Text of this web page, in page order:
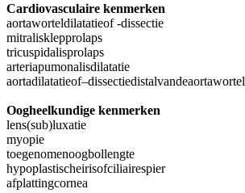
Cardiovasculaire kenmerken
aortaworteldilatatieof -dissectie
mitralisklepprolaps
tricuspidalisprolaps
arteriapumonalisdilatatie
aortadilatatieof–dissectiedistalvandeaortawortel
Oogheelkundige kenmerken
lens(sub)luxatie
myopie
toegenomenoogbollengte
hypoplastischeirisofciliairespier
afplattingcornea